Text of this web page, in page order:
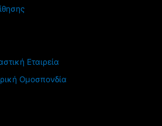
Εταιρεία
Ομοσπονδία